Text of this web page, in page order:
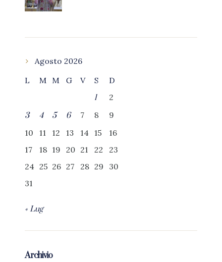
Agosto 2026
L
M M G V S
D
1
2
3
4 5 6 7 8
9
10
11 12 13 14 15
16
17
18 19 20 21 22
23
24 25 26 27 28 29
30
31
« Lug
Archivio